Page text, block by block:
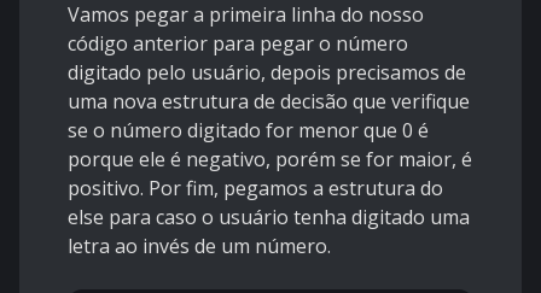
Vamos pegar a primeira linha do nosso
código anterior para pegar o número
digitado pelo usuário, depois precisamos de
uma nova estrutura de decisão que verifique
se o número digitado for menor que 0 é
porque ele é negativo, porém se for maior, é
positivo. Por fim, pegamos a estrutura do
else para caso o usuário tenha digitado uma
letra ao invés de um número.